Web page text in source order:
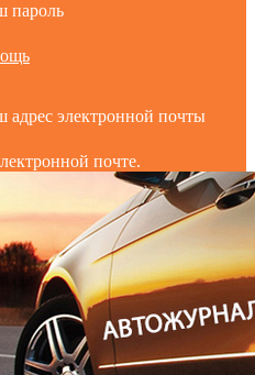
пароль
адрес электронной почты
почте.